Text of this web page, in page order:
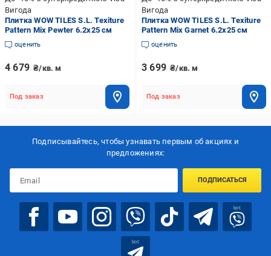
Вигода
Плитка WOW TILES S.L. Texiture
Pattern Mix Pewter 6.2x25 см
оценить
4 679 ₴/кв. м
Под заказ
Вигода
Плитка WOW TILES S.L. Texiture
Pattern Mix Garnet 6.2x25 см
оценить
3 699 ₴/кв. м
Под заказ
Подписывайтесь, чтобы узнавать первым об акцияx и
предложениях:
ПОДПИСАТЬСЯ
bot
bot